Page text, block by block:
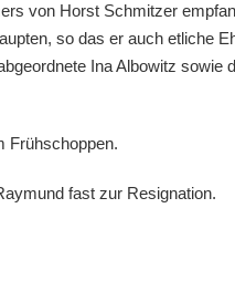
von Horst Schmitzer
so das er auch etliche
Ina Albowitz sowie
Frühschoppen.
fast zur Resignation.